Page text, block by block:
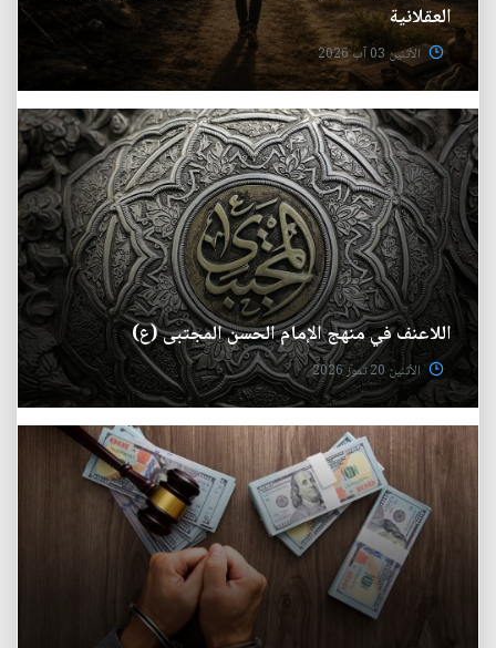
العقلانية
الأثنين 03 آب 2026
اللاعنف في منهج الإمام الحسن المجتبى (ع)
الأثنين 20 تموز 2026